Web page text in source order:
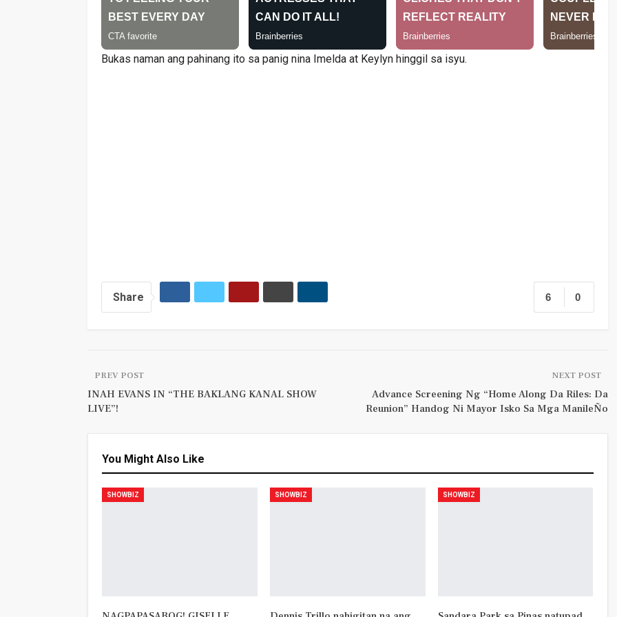
Bukas naman ang pahinang ito sa panig nina Imelda at Keylyn hinggil sa isyu.
0
6
Share
PREV POST
INAH EVANS IN “THE BAKLANG KANAL SHOW
LIVE”!
NEXT POST
Advance Screening Ng “Home Along Da Riles: Da
Reunion” Handog Ni Mayor Isko Sa Mga ManileÑo
You Might Also Like
SHOWBIZ SHOWBIZ SHOWBIZ